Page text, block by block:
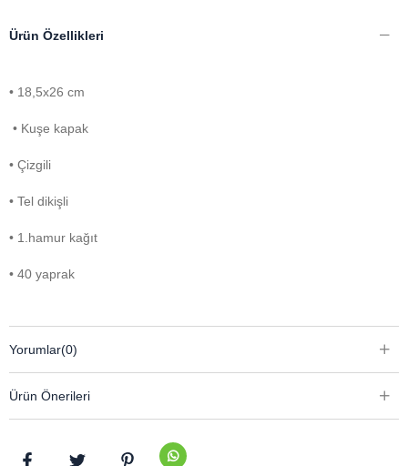
Ürün Özellikleri
• 18,5x26 cm
• Kuşe kapak
• Çizgili
• Tel dikişli
• 1.hamur kağıt
• 40 yaprak
Yorumlar(0)
Ürün Önerileri